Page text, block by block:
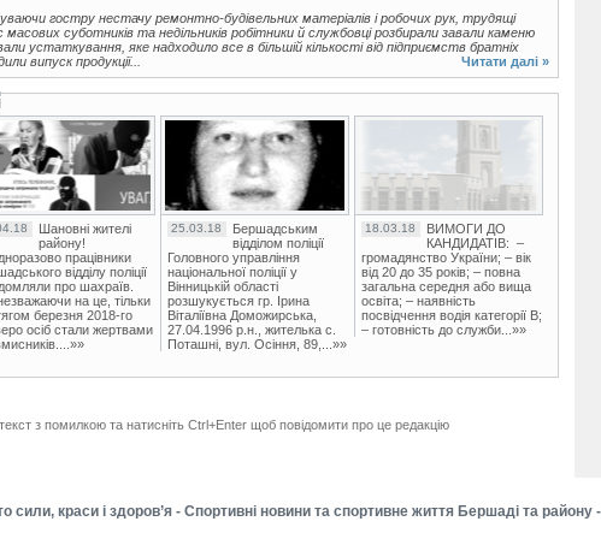
гостру нестачу ремонтно-будівельних матеріалів і робочих рук, трудящі
масових суботників та недільників робітники й службовці розбирали завали каменю
устаткування, яке надходило все в більшій кількості від підприємств братніх
випуск продукції...
Читати далі »
Шановні жителі
району!
працівники
відділу поліції
про шахраїв.
на це, тільки
березня 2018-го
осіб стали жертвами
25.03.18
Бершадським
відділом поліції
Головного управління
національної поліції у
Вінницькій області
розшукується гр. Ірина
Віталіївна Доможирська,
27.04.1996 р.н., жителька с.
Поташні, вул. Осіння, 89,...»»
18.03.18
ВИМОГИ ДО
КАНДИДАТІВ: –
громадянство України; – вік
від 20 до 35 років; – повна
загальна середня або вища
освіта; – наявність
посвідчення водія категорії В;
– готовність до служби...»»
з помилкою та натисніть Ctrl+Enter щоб повідомити про це редакцію
сили, краси і здоров’я - Спортивні новини та спортивне життя Бершаді та району -